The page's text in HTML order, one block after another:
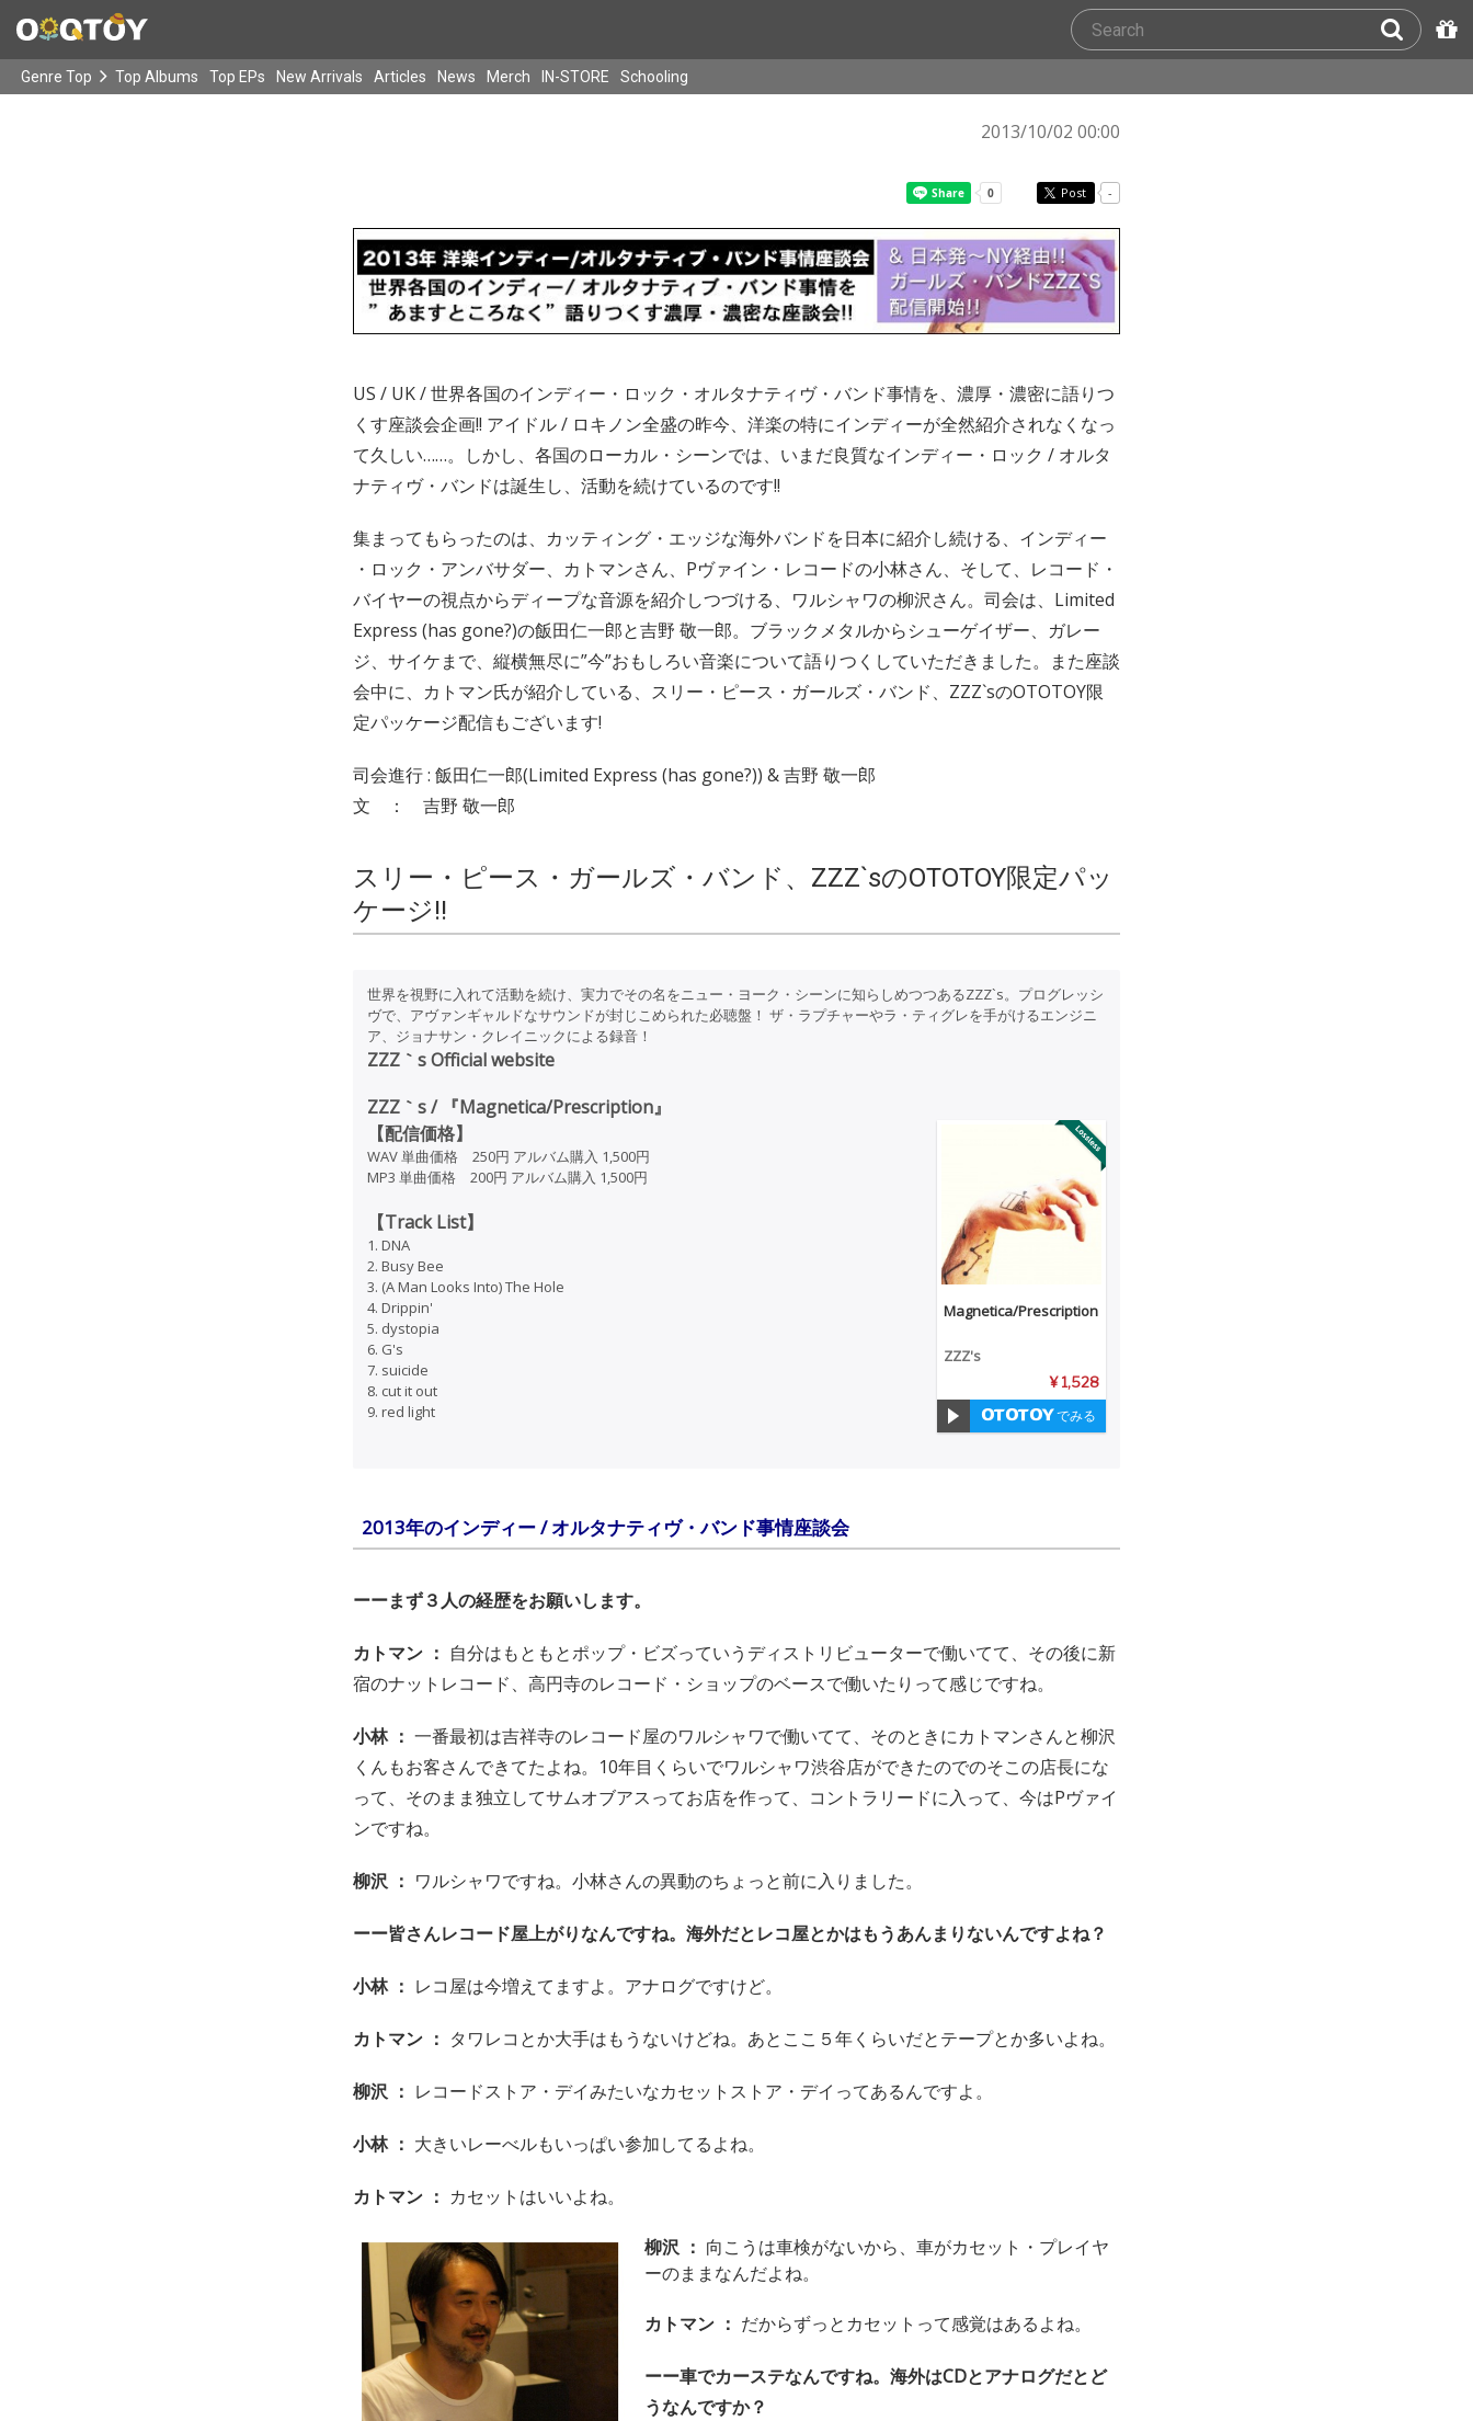
Genre Top Top Albums Top EPs New Arrivals Articles News Merch IN-STORE Schooling
2013/10/02 00:00
Post -
US / UK / 世界各国のインディー・ロック・オルタナティヴ・バンド事情を、濃厚・濃密に語りつ
くす座談会企画!! アイドル / ロキノン全盛の昨今、洋楽の特にインディーが全然紹介されなくなっ
て久しい……。しかし、各国のローカル・シーンでは、いまだ良質なインディー・ロック / オルタ
ナティヴ・バンドは誕生し、活動を続けているのです!!
集まってもらったのは、カッティング・エッジな海外バンドを日本に紹介し続ける、インディー
・ロック・アンバサダー、カトマンさん、Pヴァイン・レコードの小林さん、そして、レコード・
バイヤーの視点からディープな音源を紹介しつづける、ワルシャワの柳沢さん。司会は、Limited
Express (has gone?)の飯田仁一郎と吉野 敬一郎。ブラックメタルからシューゲイザー、ガレー
ジ、サイケまで、縦横無尽に”今”おもしろい音楽について語りつくしていただきました。また座談
会中に、カトマン氏が紹介している、スリー・ピース・ガールズ・バンド、ZZZ`sのOTOTOY限
定パッケージ配信もございます!
司会進行 : 飯田仁一郎(Limited Express (has gone?)) & 吉野 敬一郎
文 ： 吉野 敬一郎
スリー・ピース・ガールズ・バンド、ZZZ`sのOTOTOY限定パッ
ケージ!!
世界を視野に入れて活動を続け、実力でその名をニュー・ヨーク・シーンに知らしめつつあるZZZ`s。プログレッシ
ヴで、アヴァンギャルドなサウンドが封じこめられた必聴盤！ ザ・ラプチャーやラ・ティグレを手がけるエンジニ
ア、ジョナサン・クレイニックによる録音！
ZZZ｀s Official website
ZZZ｀s / 『Magnetica/Prescription』
Magnetica/Prescription
ZZZ's
¥ 1,528
でみる
【配信価格】
WAV 単曲価格 250円 アルバム購入 1,500円
MP3 単曲価格 200円 アルバム購入 1,500円
【Track List】
1. DNA
2. Busy Bee
3. (A Man Looks Into) The Hole
4. Drippin'
5. dystopia
6. G's
7. suicide
8. cut it out
9. red light
2013年のインディー / オルタナティヴ・バンド事情座談会
ーーまず３人の経歴をお願いします。
カトマン ： 自分はもともとポップ・ビズっていうディストリビューターで働いてて、その後に新
宿のナットレコード、高円寺のレコード・ショップのベースで働いたりって感じですね。
小林 ： 一番最初は吉祥寺のレコード屋のワルシャワで働いてて、そのときにカトマンさんと柳沢
くんもお客さんできてたよね。10年目くらいでワルシャワ渋谷店ができたのでのそこの店長にな
って、そのまま独立してサムオブアスってお店を作って、コントラリードに入って、今はPヴァイ
ンですね。
柳沢 ： ワルシャワですね。小林さんの異動のちょっと前に入りました。
ーー皆さんレコード屋上がりなんですね。海外だとレコ屋とかはもうあんまりないんですよね？
小林 ： レコ屋は今増えてますよ。アナログですけど。
カトマン ： タワレコとか大手はもうないけどね。あとここ５年くらいだとテープとか多いよね。
柳沢 ： レコードストア・デイみたいなカセットストア・デイってあるんですよ。
小林 ： 大きいレーべルもいっぱい参加してるよね。
カトマン ： カセットはいいよね。
柳沢 ： 向こうは車検がないから、車がカセット・プレイヤ
ーのままなんだよね。
カトマン ： だからずっとカセットって感覚はあるよね。
ーー車でカーステなんですね。海外はCDとアナログだとど
うなんですか？